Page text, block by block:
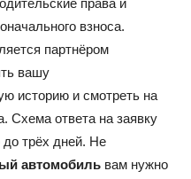
права и
взноса.
партнёром
вашу
историю и смотреть на
Схема ответа на заявку
до трёх дней. Не
автомобиль вам нужно